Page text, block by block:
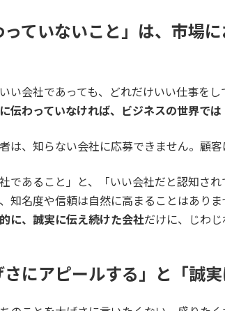
っていないこと」は、市場
い会社であっても、どれだけいい仕事を
伝わっていなければ、ビジネスの世界で
は、知らない会社に応募できません。顧客
社であること」と、「いい会社だと認知さ
知名度や信頼は自然に高まることはありま
に、誠実に伝え続けた会社だけに、じわじ
さにアピールする」と「誠